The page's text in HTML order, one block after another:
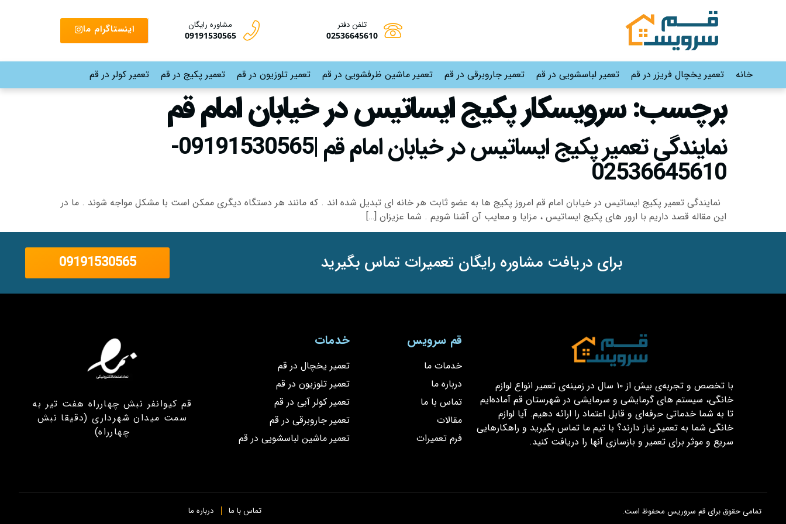
تلفن دفتر
02536645610
مشاوره رایگان
09191530565 اینستاگرام ما
خانه تعمیر یخچال فریزر در قم تعمیر لباسشویی در قم تعمیر جاروبرقی در قم تعمیر ماشین ظرفشویی در قم تعمیر تلوزیون در قم تعمیر پکیج در قم تعمیر کولر در قم
برچسب:سرویسکار پکیج ایساتیس در خیابان امام قم
نمایندگی تعمیر پکیج ایساتیس در خیابان امام قم |09191530565-
02536645610
نمایندگی تعمیر پکیج ایساتیس در خیابان امام قم امروز پکیج ها به عضو ثابت هر خانه ای تبدیل شده اند . که مانند هر دستگاه دیگری ممکن است با مشکل مواجه شوند . ما در
این مقاله قصد داریم با ارور های پکیج ایساتیس ، مزایا و معایب آن آشنا شویم . شما عزیزان […]
برای دریافت مشاوره رایگان تعمیرات تماس بگیرید 09191530565
با تخصص و تجربه‌ی بیش از ۱۰ سال در زمینه‌ی تعمیر انواع لوازم
خانگی، سیستم های گرمایشی و سرمایشی در شهرستان قم آماده‌ایم
تا به شما خدماتی حرفه‌ای و قابل اعتماد را ارائه دهیم. آیا لوازم
خانگی شما به تعمیر نیاز دارند؟ با تیم ما تماس بگیرید و راهکارهایی
سریع و موثر برای تعمیر و بازسازی آنها را دریافت کنید.
قم سرویس
خدمات ما
درباره ما
تماس با ما
مقالات
فرم تعمیرات
خدمات
تعمیر یخچال در قم
تعمیر تلوزیون در قم
تعمیر کولر آبی در قم
تعمیر جاروبرقی در قم
تعمیر ماشین لباسشویی در قم
قم کیوانفر نبش چهارراه هفت تیر به
سمت میدان شهرداری (دقیقا نبش
چهارراه)
تمامی حقوق برای قم سروریس محفوظ است. تماس با ما درباره ما